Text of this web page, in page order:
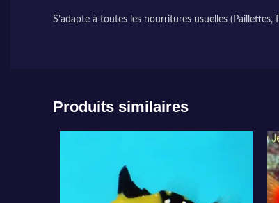
S’adapte à toutes les nourritures usuelles (Paillettes,
Produits similaires